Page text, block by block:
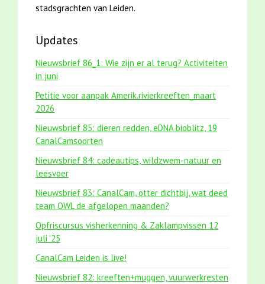
stadsgrachten van Leiden.
Updates
Nieuwsbrief 86_1: Wie zijn er al terug? Activiteiten
in juni
Petitie voor aanpak Amerik.rivierkreeften_maart
2026
Nieuwsbrief 85: dieren redden, eDNA bioblitz, 19
CanalCamsoorten
Nieuwsbrief 84: cadeautips, wildzwem-natuur en
leesvoer
Nieuwsbrief 83: CanalCam, otter dichtbij, wat deed
team OWL de afgelopen maanden?
Opfriscursus visherkenning & Zaklampvissen 12
juli '25
CanalCam Leiden is live!
Nieuwsbrief 82: kreeften+muggen, vuurwerkresten